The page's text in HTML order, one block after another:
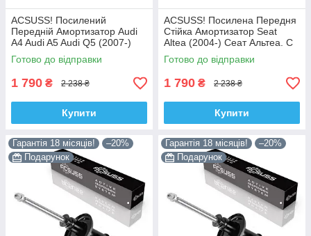
ACSUSS! Посилений
Передній Амортизатор Audi
A4 Audi A5 Audi Q5 (2007-)
Ауді А4 А5 Ку 5. С Чашкой!
313363 , 341717 Корея!
Готово до відправки
1 790 ₴ 2 238 ₴
Купити
ACSUSS! Посилена Передня
Стійка Амортизатор Seat
Altea (2004-) Сеат Альтеа. С
Чашкой! 313363 , 341717
Корея!
Готово до відправки
1 790 ₴ 2 238 ₴
Купити
Гарантія 18 місяців!
–20%
Подарунок
Гарантія 18 місяців!
–20%
Подарунок